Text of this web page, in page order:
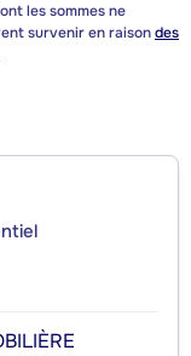
les sommes ne
survenir en raisondes